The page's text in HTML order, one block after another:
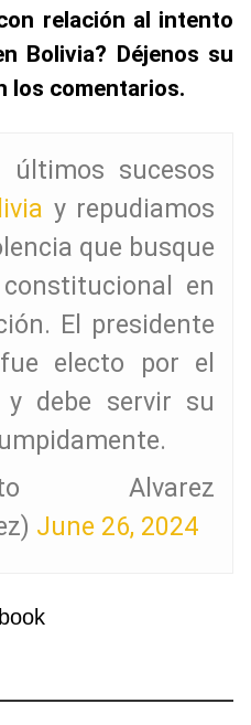
relación al intento
Bolivia? Déjenos su
los comentarios.
últimos sucesos
y repudiamos
que busque
en
El presidente
fue electo por el
y debe servir su
Alvarez
June 26, 2024